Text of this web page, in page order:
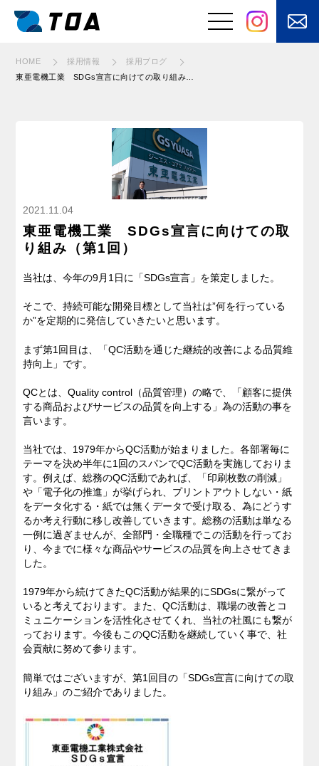
電装品製造
安⼼な電源設備を
あなたのもとへ
電気・電子制御
に加えてモノを
製品・サービス
私たちのブログ
企業情報
採用情報
HOME 採用情報
採用ブログ
2021.11.04
東亜電機工業 SDGs宣言に向けての取
り組み（第1回）
当社は、今年の9月1日に「SDGs宣言」を策定しました。
そこで、持続可能な開発目標として当社は”何を行っている
か”を定期的に発信していきたいと思います。
まず第1回目は、「QC活動を通じた継続的改善による品質維
持向上」です。
QCとは、Quality control（品質管理）の略で、「顧客に提供
する商品およびサービスの品質を向上する」為の活動の事を
言います。
当社では、1979年からQC活動が始まりました。各部署毎に
テーマを決め半年に1回のスパンでQC活動を実施しておりま
す。例えば、総務のQC活動であれば、「印刷枚数の削減」
や「電子化の推進」が挙げられ、プリントアウトしない・紙
をデータ化する・紙では無くデータで受け取る、為にどうす
るか考え行動に移し改善していきます。総務の活動は単なる
一例に過ぎませんが、全部門・全職種でこの活動を行ってお
り、今までに様々な商品やサービスの品質を向上させてきま
した。
1979年から続けてきたQC活動が結果的にSDGsに繋がって
いると考えております。また、QC活動は、職場の改善とコ
ミュニケーションを活性化させてくれ、当社の社風にも繋が
っております。今後もこのQC活動を継続していく事で、社
会貢献に努めて参ります。
簡単ではございますが、第1回目の「SDGs宣言に向けての取
り組み」のご紹介でありました。